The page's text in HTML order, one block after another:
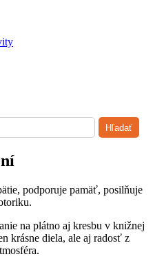
podporuje pamäť, posilňuje
na plátno aj kresbu v knižnej
krásne diela, ale aj radosť z